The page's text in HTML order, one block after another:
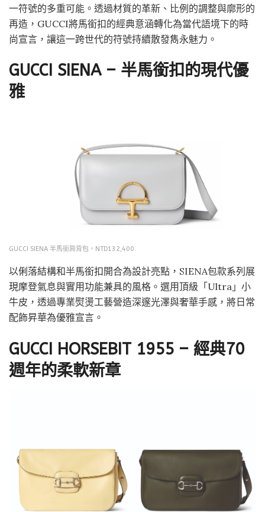
一符號的多重可能。透過材質的革新、比例的調整與廓形的
再造，GUCCI將馬銜扣的經典意涵轉化為當代語境下的時
尚宣言，讓這一跨世代的符號持續散發雋永魅力。
GUCCI SIENA – 半馬銜扣的現代優
雅
GUCCI SIENA 半馬銜肩背包，NTD132,400
以俐落結構和半馬銜扣開合為設計亮點，SIENA包款系列展
現摩登氣息與實用功能兼具的風格。選用頂級「Ultra」小
牛皮，透過專業熨燙工藝營造深邃光澤與奢華手感，將日常
配飾昇華為優雅宣言。
GUCCI HORSEBIT 1955 – 經典70
週年的柔軟新章